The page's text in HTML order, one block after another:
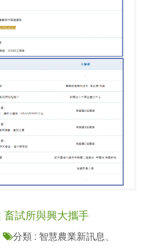
畜試所與興大攜手
分類 : 智慧農業新訊息、